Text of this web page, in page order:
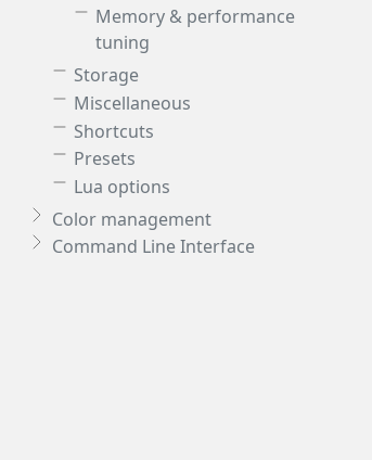
Memory & performance
tuning
Storage
Miscellaneous
Shortcuts
Presets
Lua options
Color management
Command Line Interface